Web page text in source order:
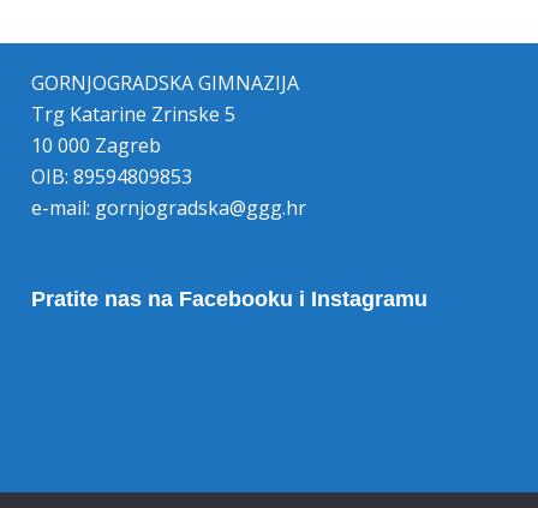
GORNJOGRADSKA GIMNAZIJA
Trg Katarine Zrinske 5
10 000 Zagreb
OIB: 89594809853
e-mail: gornjogradska@ggg.hr
Pratite nas na Facebooku i Instagramu